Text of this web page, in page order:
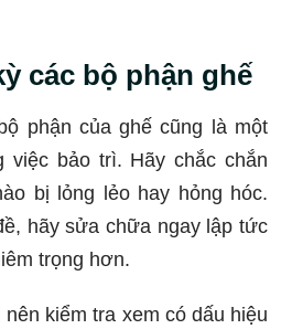
các bộ phận ghế
phận của ghế cũng là một
việc bảo trì. Hãy chắc chắn
bị lỏng lẻo hay hỏng hóc.
hãy sửa chữa ngay lập tức
trọng hơn.
kiểm tra xem có dấu hiệu